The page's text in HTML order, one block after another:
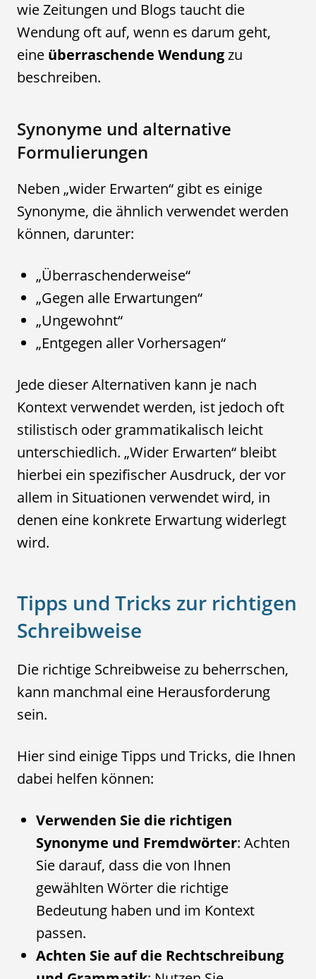
wie Zeitungen und Blogs taucht die
Wendung oft auf, wenn es darum geht,
eine überraschende Wendungzu
beschreiben.
Synonyme und alternative
Formulierungen
Neben „wider Erwarten“ gibt es einige
Synonyme, die ähnlich verwendet werden
können, darunter:
„Überraschenderweise“
„Gegen alle Erwartungen“
„Ungewohnt“
„Entgegen aller Vorhersagen“
Jede dieser Alternativen kann je nach
Kontext verwendet werden, ist jedoch oft
stilistisch oder grammatikalisch leicht
unterschiedlich. „Wider Erwarten“ bleibt
hierbei ein spezifischer Ausdruck, der vor
allem in Situationen verwendet wird, in
denen eine konkrete Erwartung widerlegt
wird.
Tipps und Tricks zur richtigen
Schreibweise
Die richtige Schreibweise zu beherrschen,
kann manchmal eine Herausforderung
sein.
Hier sind einige Tipps und Tricks, die Ihnen
dabei helfen können:
Verwenden Sie die richtigen
Synonyme und Fremdwörter: Achten
Sie darauf, dass die von Ihnen
gewählten Wörter die richtige
Bedeutung haben und im Kontext
passen.
Achten Sie auf die Rechtschreibung